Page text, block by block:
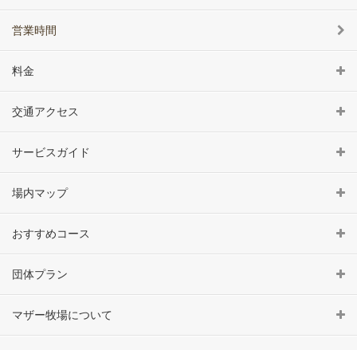
営業時間
料金
交通アクセス
サービスガイド
場内マップ
おすすめコース
団体プラン
マザー牧場について